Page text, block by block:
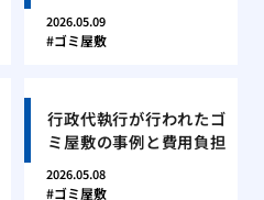
2026.05.09
ゴミ屋敷
行政代執行が行われたゴ
ミ屋敷の事例と費用負担
2026.05.08
ゴミ屋敷